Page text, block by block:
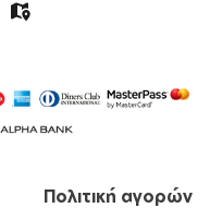
Πολιτική αγορών